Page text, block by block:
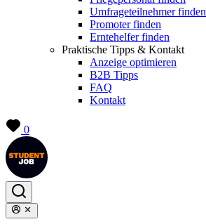
Umfrageteilnehmer finden
Promoter finden
Erntehelfer finden
Praktische Tipps & Kontakt
Anzeige optimieren
B2B Tipps
FAQ
Kontakt
0